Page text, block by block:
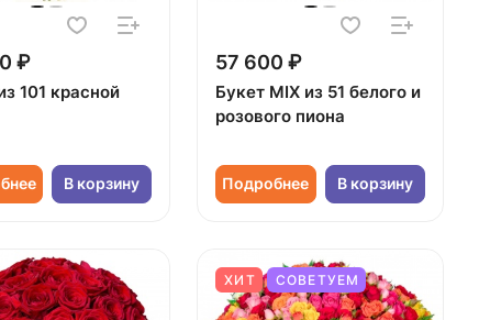
₽
101 красной
В корзину
57 600 ₽
Букет MIX из 51 белого и
розового пиона
Подробнее В корзину
ХИТ СОВЕТУЕМ